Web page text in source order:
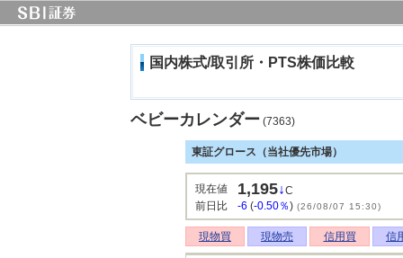
国内株式/取引所・PTS株価比較
ベビーカレンダー (7363)
東証グロース（当社優先市場）
現在値 1,195↓C
前日比
-6 (-0.50％) (26/08/07 15:30)
現物買 現物売 信用買 信